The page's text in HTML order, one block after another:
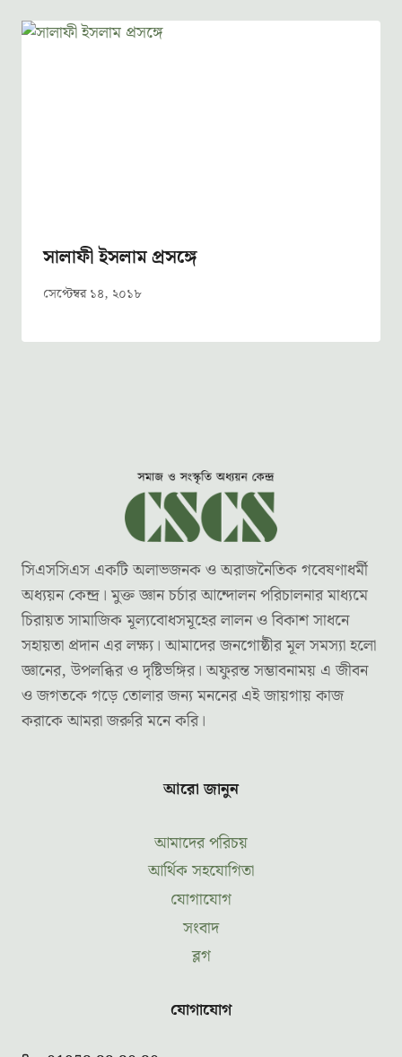
সালাফী ইসলাম প্রসঙ্গে
সেপ্টেম্বর ১৪, ২০১৮
সিএসসিএস একটি অলাভজনক ও অরাজনৈতিক গবেষণাধর্মী
অধ্যয়ন কেন্দ্র। মুক্ত জ্ঞান চর্চার আন্দোলন পরিচালনার মাধ্যমে
চিরায়ত সামাজিক মূল্যবোধসমূহের লালন ও বিকাশ সাধনে
সহায়তা প্রদান এর লক্ষ্য। আমাদের জনগোষ্ঠীর মূল সমস্যা হলো
জ্ঞানের, উপলব্ধির ও দৃষ্টিভঙ্গির। অফুরন্ত সম্ভাবনাময় এ জীবন
ও জগতকে গড়ে তোলার জন্য মননের এই জায়গায় কাজ
করাকে আমরা জরুরি মনে করি।
আরো জানুন
আমাদের পরিচয়
আর্থিক সহযোগিতা
যোগাযোগ
সংবাদ
ব্লগ
যোগাযোগ